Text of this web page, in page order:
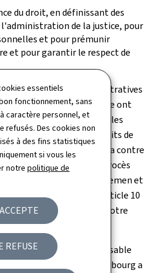
essentiels
fonctionnement, sans
caractère personnel, et
refusés. Des cookies non
à des fins statistiques
si vous les
notrepolitique de
REFUSE
du droit, en définissant des
de la justice, pour
et pour prémunir
et pour garantir le respect de
et les pratiques administratives
que la liberté de la presse ont
impactés par les
Cour européenne des droits de
Kuhn et Leandro da Silva contre
l'article 6 (droit à un procès
Luxembourg S.A., Roemen et
Luxembourg pour l'article 10
marqué durablement notre
des arrêts étant indispensable
conventionnel, le Luxembourg a